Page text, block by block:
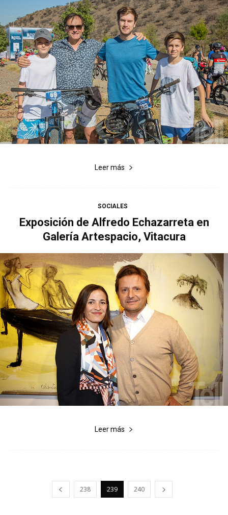
Leer más
SOCIALES
Exposición de Alfredo Echazarreta en
Galería Artespacio, Vitacura
Leer más
238 239 240